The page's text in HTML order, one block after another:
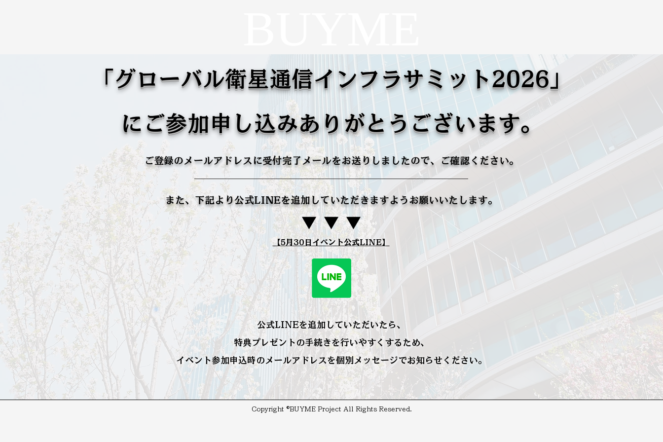
「グローバル衛星通信インフラサミット2026」
にご参加申し込みありがとうございます。
【5月30日イベント公式LINE】
ご登録のメールアドレスに受付完了メールをお送りしましたので、ご確認ください。
​また、下記より公式LINEを追加していただきますようお願いいたします。
▼ ▼ ▼
公式LINEを追加していただいたら、
特典プレゼントの手続きを行いやすくするため、
イベント参加申込時のメールアドレスを個別メッセージでお知らせください。
Copyright ©️BUYME Project All Rights Reserved.